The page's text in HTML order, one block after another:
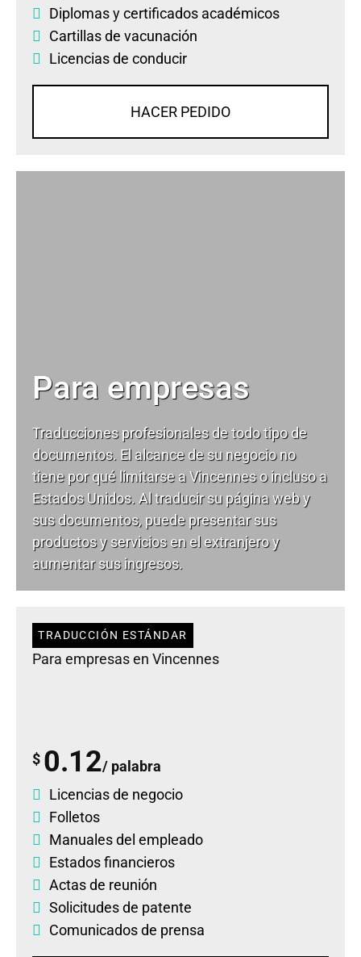
Diplomasycertificados académicos
Cartillas de vacunación
Licencias de conducir
HACER PEDIDO
Para empresas
Traducciones profesionales de todo tipo de
documentos. El alcance de su negocio no
tiene por qué limitarse a Vincennes o incluso a
Estados Unidos. Al traducir su página web y
sus documentos, puede presentar sus
productos y servicios en el extranjero y
aumentar sus ingresos.
TRADUCCIÓN ESTÁNDAR
Para empresas en Vincennes
$ 0.12/ palabra
Licencias de negocio
Folletos
Manuales del empleado
Estados financieros
Actas de reunión
Solicitudes de patente
Comunicados de prensa